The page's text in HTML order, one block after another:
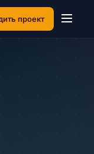
проект